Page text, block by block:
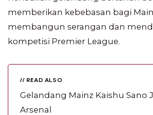
memberikan kebebasan bagi
membangun serangan dan
kompetisi Premier League.
// READ ALSO
Gelandang Mainz Kaishu Sano
Arsenal